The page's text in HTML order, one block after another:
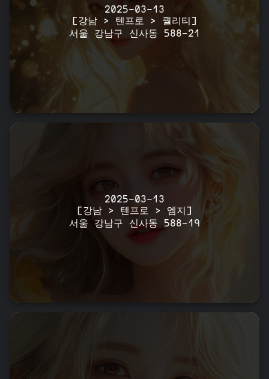
2025-03-13
[강남 > 텐프로 > 퀄리티]
서울 강남구 신사동 588-21
2025-03-13
[강남 > 텐프로 > 엠지]
서울 강남구 신사동 588-19